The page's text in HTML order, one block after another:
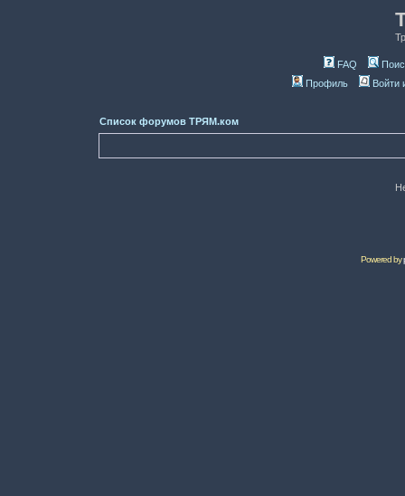
FAQ
Профиль
Войти
Список форумов ТРЯМ.ком
Powered by